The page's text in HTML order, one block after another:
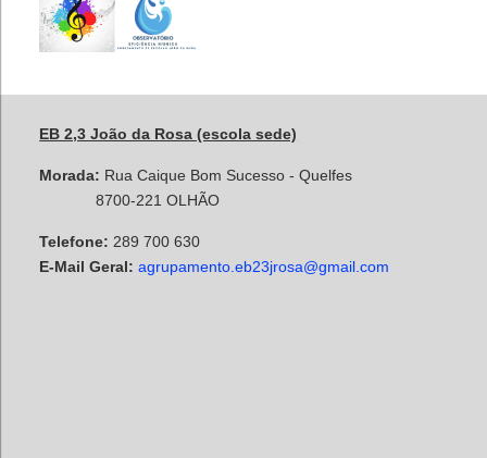
EB 2,3 João da Rosa (escola sede)
Morada: Rua Caique Bom Sucesso - Quelfes
8700-221 OLHÃO
Telefone: 289 700 630
E-Mail Geral: agrupamento.eb23jrosa@gmail.com